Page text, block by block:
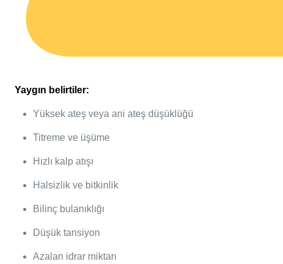
Yaygın belirtiler:
Yüksek ateş veya ani ateş düşüklüğü
Titreme ve üşüme
Hızlı kalp atışı
Halsizlik ve bitkinlik
Bilinç bulanıklığı
Düşük tansiyon
Azalan idrar miktarı